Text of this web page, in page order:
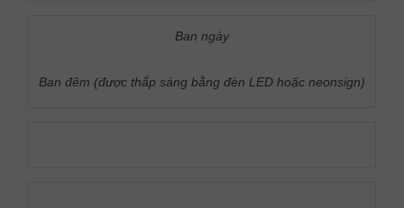
Ban ngày
Ban đêm (được thắp sáng bằng đèn LED hoặc neonsign)